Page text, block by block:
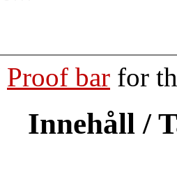
Proof bar for
Innehåll /